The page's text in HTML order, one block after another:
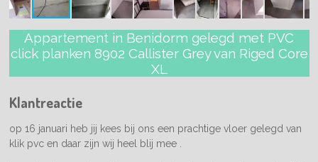
Appartement in Benidorm gelegd met PVC
click planken 8902 Callister Grey van Riged Core
XL
Klantreactie
op 16 januari heb jij kees bij ons een prachtige vloer gelegd van
klik pvc en daar zijn wij heel blij mee .